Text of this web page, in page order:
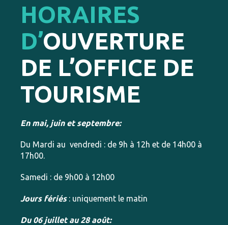
HORAIRES
D’OUVERTURE
DE L’OFFICE DE
TOURISME
En mai, juin et septembre:
Du Mardi au vendredi : de 9h à 12h et de 14h00 à
17h00.
Samedi : de 9h00 à 12h00
Jours fériés: uniquement le matin
Du 06 juillet au 28 août: